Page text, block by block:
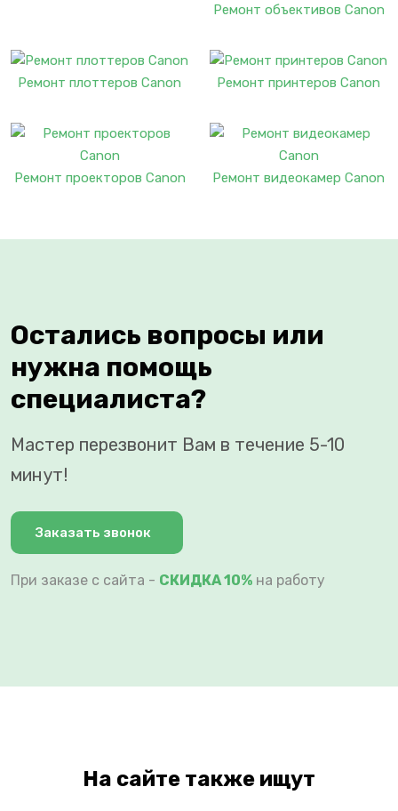
Ремонт объективов Canon
Ремонт плоттеров Canon Ремонт принтеров Canon
Ремонт проекторов Canon Ремонт видеокамер Canon
Остались вопросы или
нужна помощь
специалиста?
Мастер перезвонит Вам в течение 5-10
минут!
Заказать звонок
При заказе с сайта - СКИДКА 10% на работу
На сайте также ищут